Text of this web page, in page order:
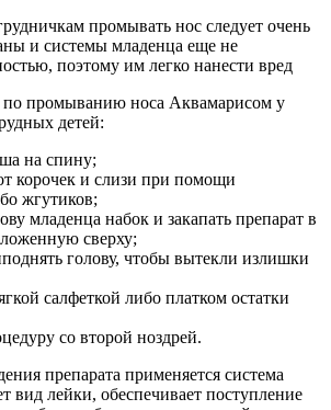
промывать нос следует очень
и системы младенца еще не
поэтому им легко нанести вред
по промыванию носа Аквамарисом у
детей:
на спину;
корочек и слизи при помощи
жгутиков;
младенца набок и закапать препарат в
сверху;
голову, чтобы вытекли излишки
салфеткой либо платком остатки
со второй ноздрей.
препарата применяется система
вид лейки, обеспечивает поступление